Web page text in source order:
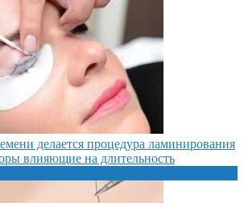
делается процедура ламинирования
влияющие на длительность